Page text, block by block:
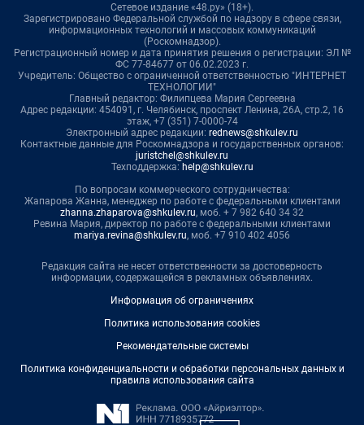
Сетевое издание «48.ру» (18+).
Зарегистрировано Федеральной службой по надзору в сфере связи,
информационных технологий и массовых коммуникаций
(Роскомнадзор).
Регистрационный номер и дата принятия решения о регистрации: ЭЛ №
ФС 77-84677 от 06.02.2023 г.
Учредитель: Общество с ограниченной ответственностью "ИНТЕРНЕТ
ТЕХНОЛОГИИ"
Главный редактор: Филипцева Мария Сергеевна
Адрес редакции: 454091, г. Челябинск, проспект Ленина, 26А, стр.2, 16
этаж, +7 (351) 7-0000-74
Электронный адрес редакции: rednews@shkulev.ru
Контактные данные для Роскомнадзора и государственных органов:
juristchel@shkulev.ru
Техподдержка: help@shkulev.ru
По вопросам коммерческого сотрудничества:
Жапарова Жанна, менеджер по работе с федеральными клиентами
zhanna.zhaparova@shkulev.ru, моб. + 7 982 640 34 32
Ревина Мария, директор по работе с федеральными клиентами
mariya.revina@shkulev.ru, моб. +7 910 402 4056
Редакция сайта не несет ответственности за достоверность
информации, содержащейся в рекламных объявлениях.
Информация об ограничениях
Политика использования cookies
Рекомендательные системы
Политика конфиденциальности и обработки персональных данных и
правила использования сайта